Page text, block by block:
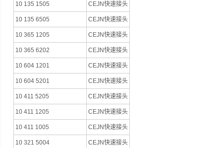
10 135 1505 CEJN快速接头
10 135 6505 CEJN快速接头
10 365 1205 CEJN快速接头
10 365 6202 CEJN快速接头
10 604 1201 CEJN快速接头
10 604 5201 CEJN快速接头
10 411 5205 CEJN快速接头
10 411 1205 CEJN快速接头
10 411 1005 CEJN快速接头
10 321 5004 CEJN快速接头